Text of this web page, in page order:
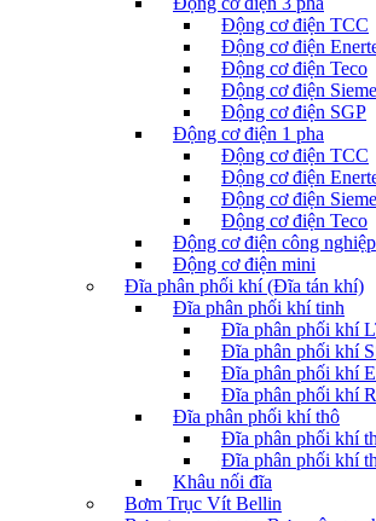
Động cơ điện TCC
Động cơ điện
Động cơ điện Teco
Động cơ điện
Động cơ điện SGP
Động cơ điện 1 pha
Động cơ điện TCC
Động cơ điện
Động cơ điện
Động cơ điện Teco
Động cơ điện công nghiệp
Động cơ điện mini
Đĩa phân phối khí (Đĩa tán khí)
Đĩa phân phối khí tinh
Đĩa phân phối khí
Đĩa phân phối khí
Đĩa phân phối khí
Đĩa phân phối khí
Đĩa phân phối khí thô
Đĩa phân phối khí
Đĩa phân phối khí
Khâu nối đĩa
Bơm Trục Vít Bellin